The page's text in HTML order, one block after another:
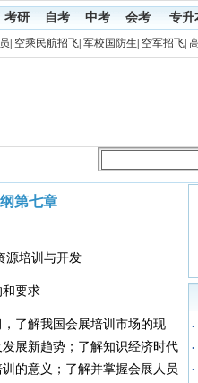
考研 自考 中考 会考 专升
空乘民航招飞| 军校国防生 空军招飞|
第七章
源培训与开发
要求
解我国会展培训市场的现
展新趋势；了解知识经济时代
的意义；了解并掌握会展人员
·
·
·